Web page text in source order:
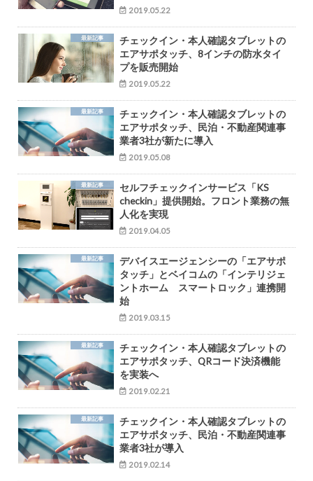
2019.05.22
最新記事
チェックイン・本人確認タブレットの
エアサポタッチ、8インチの防水タイ
プを販売開始
2019.05.22
最新記事
チェックイン・本人確認タブレットの
エアサポタッチ、民泊・不動産関連事
業者3社が新たに導入
2019.05.08
最新記事
セルフチェックインサービス「KS
checkin」提供開始。フロント業務の無
人化を実現
2019.04.05
最新記事
デバイスエージェンシーの「エアサポ
タッチ」とベイコムの「インテリジェ
ントホーム スマートロック」連携開
始
2019.03.15
最新記事
チェックイン・本人確認タブレットの
エアサポタッチ、QRコード決済機能
を実装へ
2019.02.21
最新記事
チェックイン・本人確認タブレットの
エアサポタッチ、民泊・不動産関連事
業者3社が導入
2019.02.14